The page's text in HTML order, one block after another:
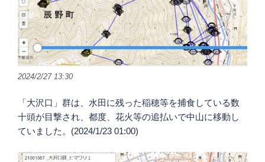
2024/2/27 13:30
「大沢口」群は、水田に残った稲穂等を捕食している数
十頭が目撃され、都度、花火等の追払いで中山に移動し
ていました。(2024/1/23 01:00)